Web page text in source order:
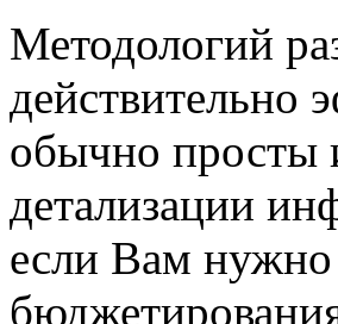
Методологий
действительно
обычно просты
детализации
если Вам нужно